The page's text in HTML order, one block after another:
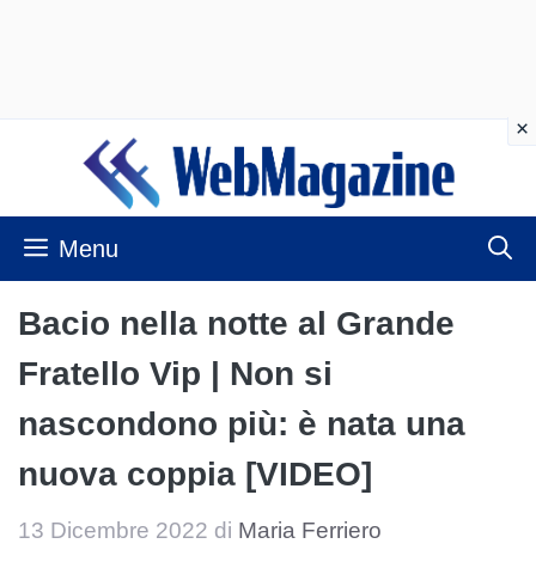
contenuto
Menu
Bacio nella notte al Grande
Fratello Vip | Non si
nascondono più: è nata una
nuova coppia [VIDEO]
13 Dicembre 2022 di Maria Ferriero